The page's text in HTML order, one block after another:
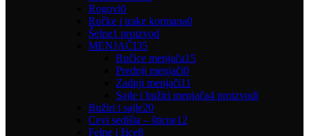
Rogovi0
Ručke i trake kormana0
Šelne1 proizvod
MENJAČI35
Ručice menjača15
Prednji menjači0
Zadnji menjači11
Sajle i bužiri menjača4 proizvodi
Bužiri i sajle20
Cevi sedišta – šticne12
Felne i žice8